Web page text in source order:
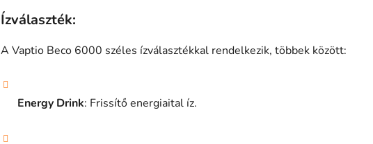
Ízválaszték:
A Vaptio Beco 6000 széles ízválasztékkal rendelkezik, többek között:
Energy Drink: Frissítő energiaital íz.